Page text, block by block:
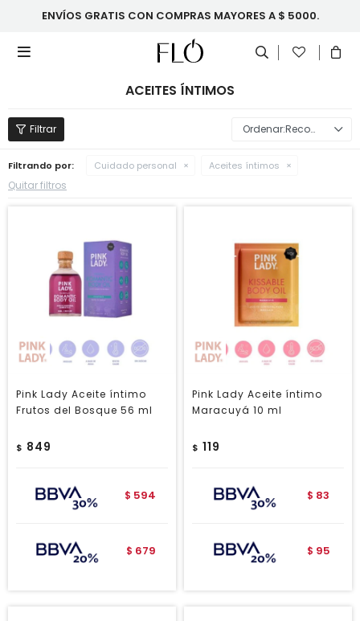
ENVÍOS GRATIS CON COMPRAS MAYORES A $ 5000.

ACEITES ÍNTIMOS
Recomendados
Filtrando por: Cuidado personal Aceites íntimos
Quitar filtros
Pink Lady Aceite íntimo
Frutos del Bosque 56 ml
$ 849
$ 594
$ 679
Pink Lady Aceite íntimo
Maracuyá 10 ml
$ 119
$ 83
$ 95